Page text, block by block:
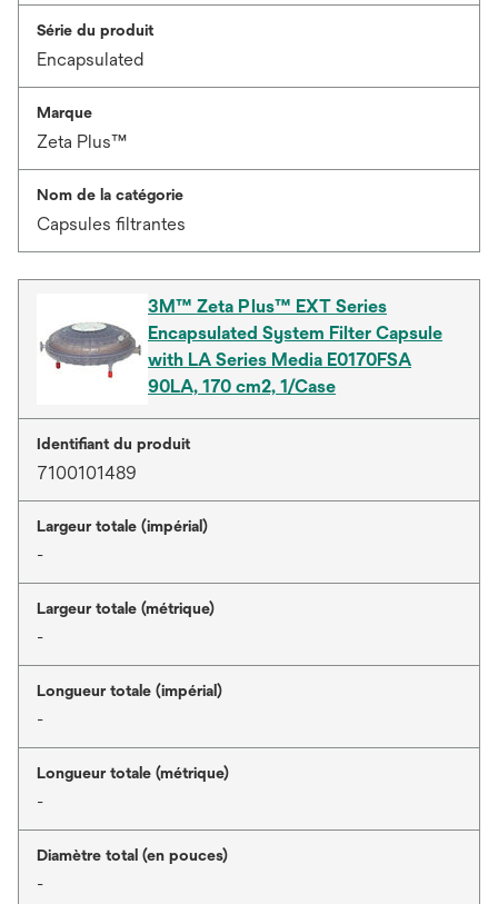
Série du produit
Encapsulated
Marque
Zeta Plus™
Nom de la catégorie
Capsules filtrantes
3M™ Zeta Plus™ EXT Series
Encapsulated System Filter Capsule
with LA Series Media E0170FSA
90LA, 170 cm2, 1/Case
Identifiant du produit
7100101489
Largeur totale (impérial)
-
Largeur totale (métrique)
-
Longueur totale (impérial)
-
Longueur totale (métrique)
-
Diamètre total (en pouces)
-